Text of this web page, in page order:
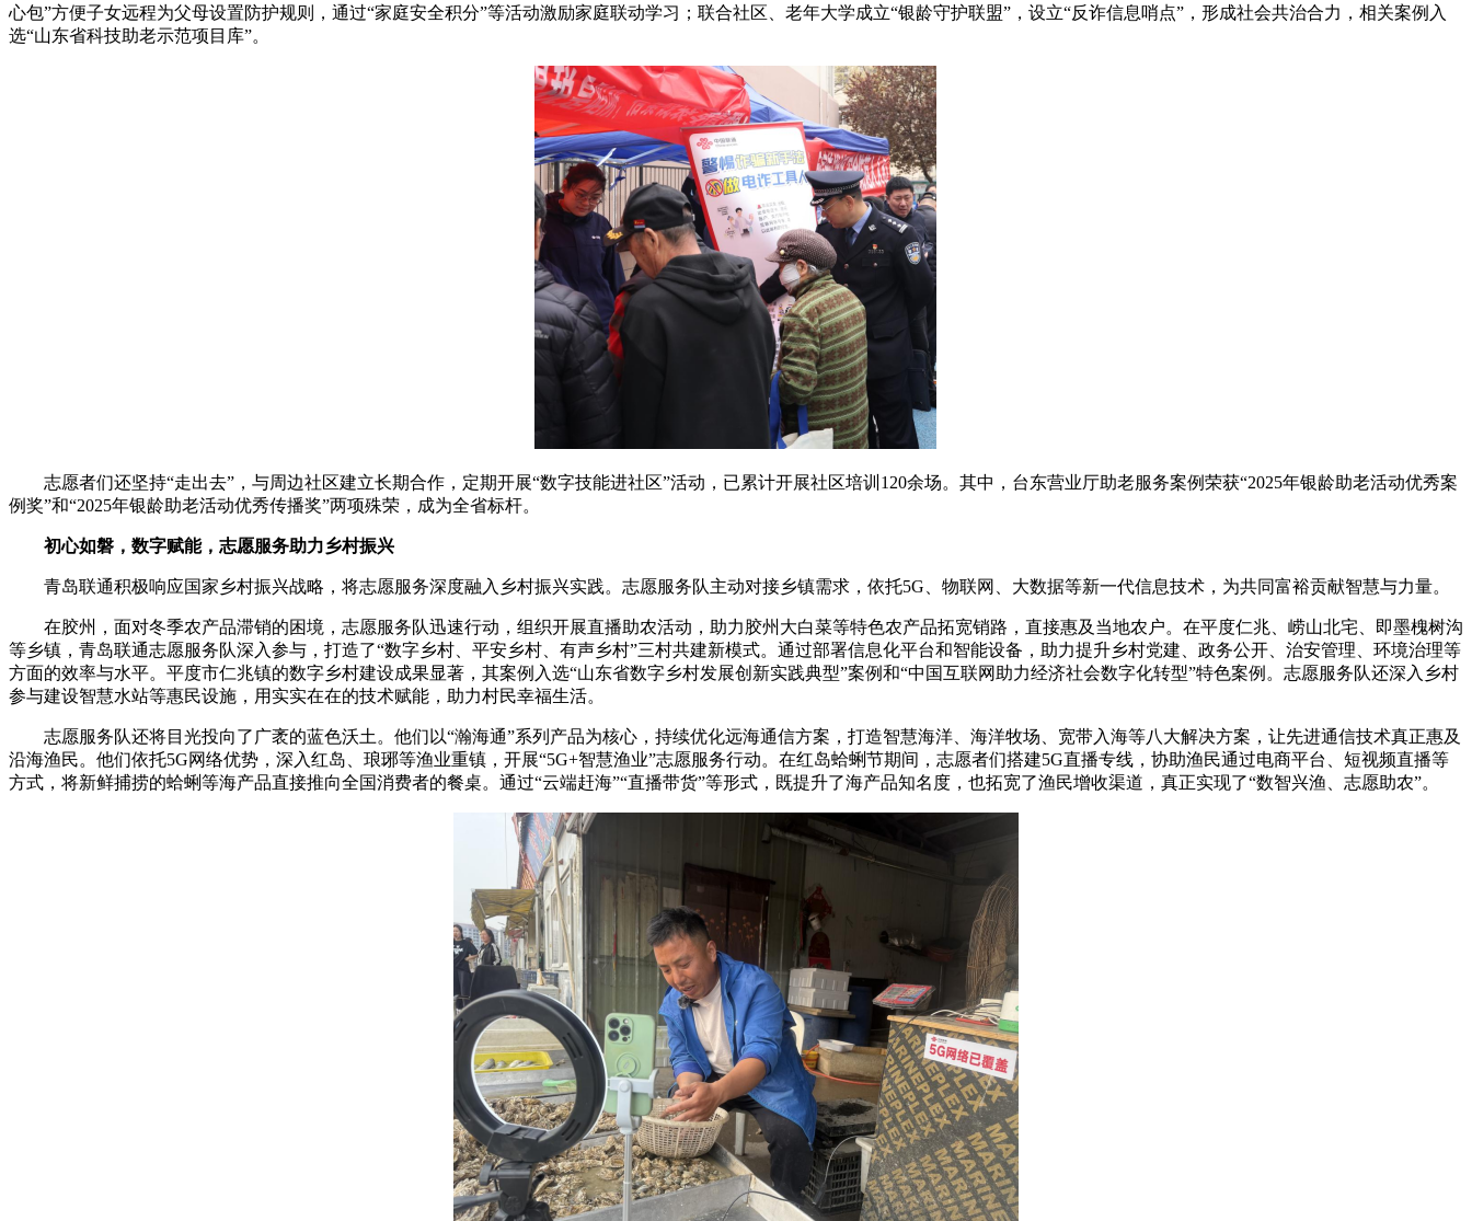
心包”方便子女远程为父母设置防护规则，通过“家庭安全积分”等活动激励家庭联动学习；联合社区、老年大学成立“银龄守护联盟”，设立“反诈信息哨点”，形成社会共治合力，相关案例入
选“山东省科技助老示范项目库”。
志愿者们还坚持“走出去”，与周边社区建立长期合作，定期开展“数字技能进社区”活动，已累计开展社区培训120余场。其中，台东营业厅助老服务案例荣获“2025年银龄助老活动优秀案
例奖”和“2025年银龄助老活动优秀传播奖”两项殊荣，成为全省标杆。
初心如磐，数字赋能， 志愿服务助力乡村振兴
青岛联通积极响应国家乡村振兴战略，将志愿服务深度融入乡村振兴实践。志愿服务队主动对接乡镇需求，依托5G、物联网、大数据等新一代信息技术，为共同富裕贡献智慧与力量。
在胶州，面对冬季农产品滞销的困境，志愿服务队迅速行动，组织开展直播助农活动，助力胶州大白菜等特色农产品拓宽销路，直接惠及当地农户。在平度仁兆、崂山北宅、即墨槐树沟
等乡镇，青岛联通志愿服务队深入参与，打造了“数字乡村、平安乡村、有声乡村”三村共建新模式。通过部署信息化平台和智能设备，助力提升乡村党建、政务公开、治安管理、环境治理等
方面的效率与水平。平度市仁兆镇的数字乡村建设成果显著，其案例入选“山东省数字乡村发展创新实践典型”案例和“中国互联网助力经济社会数字化转型”特色案例。志愿服务队还深入乡村
参与建设智慧水站等惠民设施，用实实在在的技术赋能，助力村民幸福生活。
志愿服务队还将目光投向了广袤的蓝色沃土。他们以“瀚海通”系列产品为核心，持续优化远海通信方案，打造智慧海洋、海洋牧场、宽带入海等八大解决方案，让先进通信技术真正惠及
沿海渔民。他们依托5G网络优势，深入红岛、琅琊等渔业重镇，开展“5G+智慧渔业”志愿服务行动。在红岛蛤蜊节期间，志愿者们搭建5G直播专线，协助渔民通过电商平台、短视频直播等
方式，将新鲜捕捞的蛤蜊等海产品直接推向全国消费者的餐桌。通过“云端赶海”“直播带货”等形式，既提升了海产品知名度，也拓宽了渔民增收渠道，真正实现了“数智兴渔、志愿助农”。